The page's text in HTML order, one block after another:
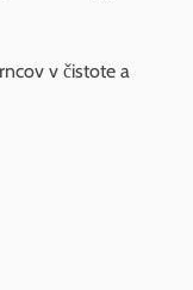
v čistote a